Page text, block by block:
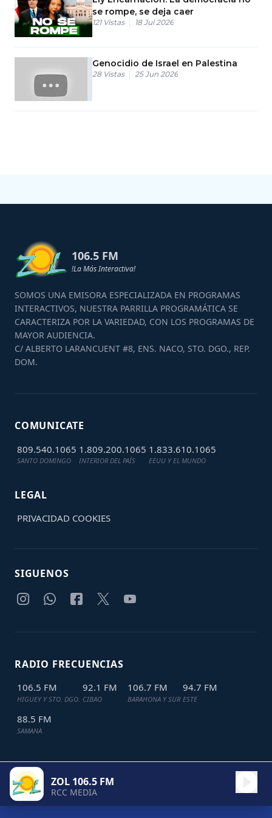
se rompe, se deja caer
121 Vistas 18 Jul 2026
Genocidio de Israel en Palestina
28 Vistas 25 Jun 2026
106.5 FM
!La Más Interactiva!
SOMOS UNA EMISORA ESPECIALIZADA EN PROGRAMAS
INTERACTIVOS, NUESTRA PARRILLA PROGRAMÁTICA SE
CARACTERIZA POR LA VARIEDAD, CON LOS PROGRAMAS DE
MAYOR AUDIENCIA.
C/ ALBERTO LARANCUENT #8, ENS. NACO, STO. DGO., REP.
DOM.
COMUNICATE
809.540.1065
SANTO DOMINGO
1.809.200.1065
INTERIOR DEL PAÍS
1.833.610.1065
EEUU Y EL MUNDO
LEGAL
PRIVACIDAD COOKIES
SIGUENOS
RADIO FRECUENCIAS
106.5 FM
HIGUEY Y STO. DGO.
92.1 FM
CIBAO
106.7 FM
BARAHONA Y SUR
94.7 FM
ESTE
88.5 FM
SAMANA
TODOS LOS DERECHOS RESERVADOS © 2024
ZOL 106.5 FM
RCC MEDIA